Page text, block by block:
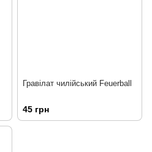
Гравілат чилійський Feuerball
45 грн